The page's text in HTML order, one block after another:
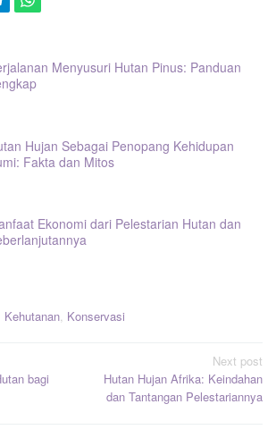
Menyusuri Hutan Pinus: Panduan
Hujan Sebagai Penopang Kehidupan
Fakta dan Mitos
Ekonomi dari Pelestarian Hutan dan
Kehutanan Konservasi
bagi
Next post
Hutan Hujan Afrika: Keindahan
dan Tantangan Pelestariannya